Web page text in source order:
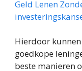
Geld Lenen
Hierdoor kunnen
goedkope
beste manieren